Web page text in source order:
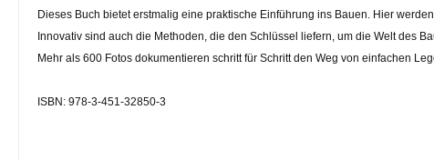
Dieses Buch bietet erstmalig eine praktische Einführung ins Bauen. Hier
Innovativ sind auch die Methoden, die den Schlüssel liefern, um die Welt des
Mehr als 600 Fotos dokumentieren schritt für Schritt den Weg von einfachen
ISBN: 978-3-451-32850-3